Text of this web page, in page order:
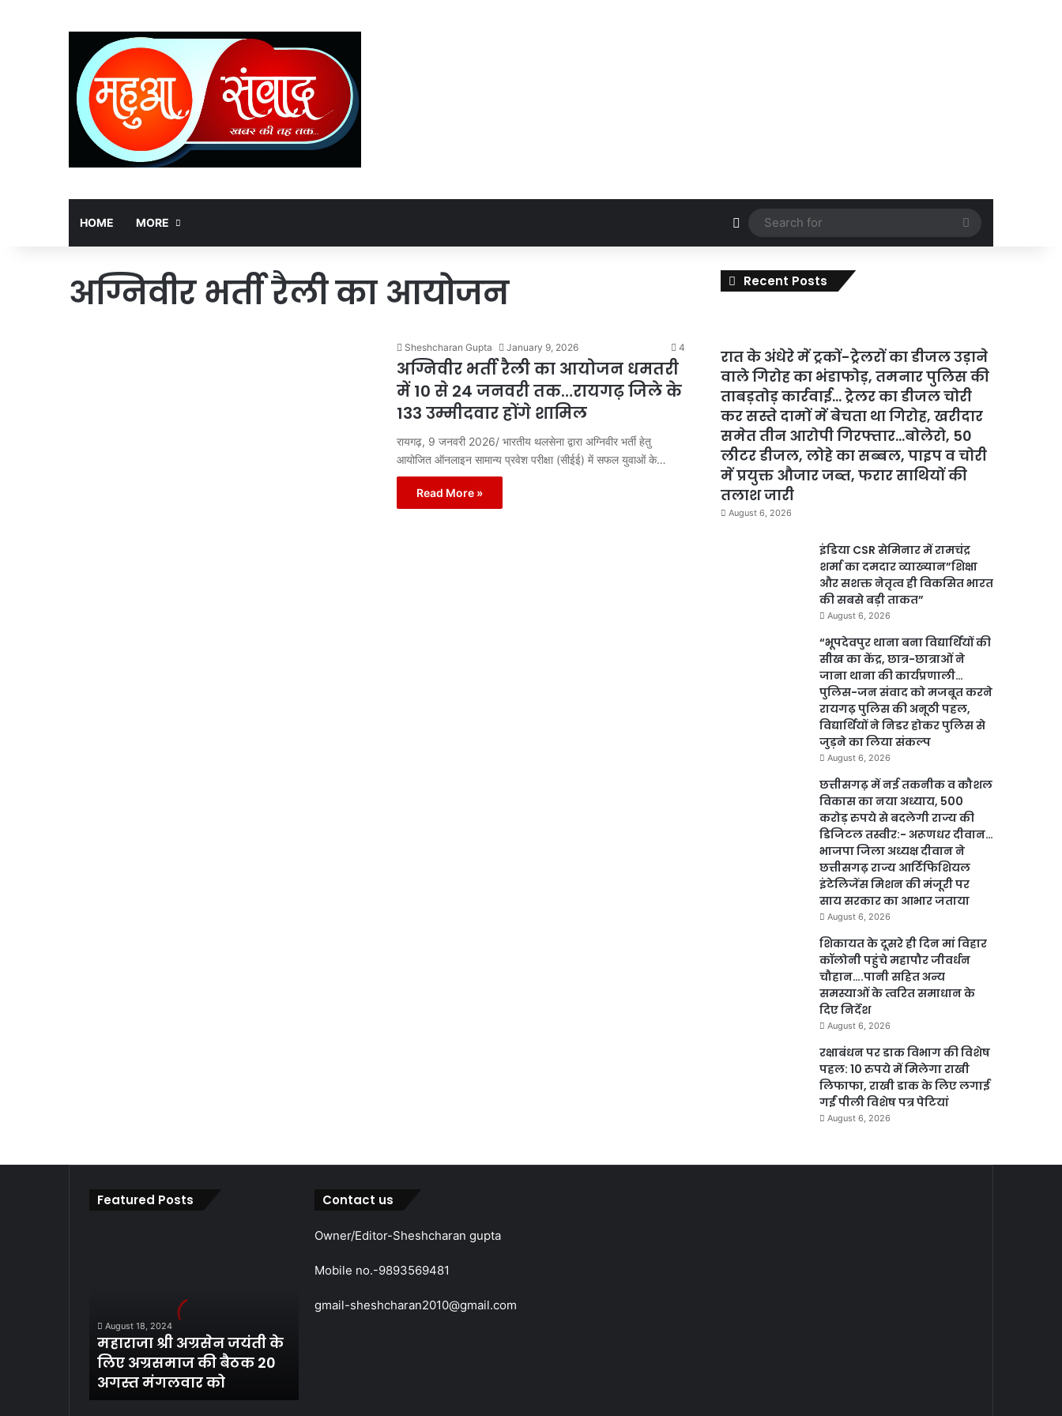
HOME MORE Random Article
Search
for
अग्निवीर भर्ती रैली का आयोजन
Sheshcharan Gupta January 9, 2026 4
अग्निवीर भर्ती रैली का आयोजन धमतरी
में 10 से 24 जनवरी तक…रायगढ़ जिले के
133 उम्मीदवार होंगे शामिल
रायगढ़, 9 जनवरी 2026/ भारतीय थलसेना द्वारा अग्निवीर भर्ती हेतु
आयोजित ऑनलाइन सामान्य प्रवेश परीक्षा (सीईई) में सफल युवाओं के…
Read More »
Recent Posts
रात के अंधेरे में ट्रकों-ट्रेलरों का डीजल उड़ाने
वाले गिरोह का भंडाफोड़, तमनार पुलिस की
ताबड़तोड़ कार्रवाई… ट्रेलर का डीजल चोरी
कर सस्ते दामों में बेचता था गिरोह, खरीदार
समेत तीन आरोपी गिरफ्तार…बोलेरो, 50
लीटर डीजल, लोहे का सब्बल, पाइप व चोरी
में प्रयुक्त औजार जब्त, फरार साथियों की
तलाश जारी
August 6, 2026
इंडिया CSR सेमिनार में रामचंद्र
शर्मा का दमदार व्याख्यान”शिक्षा
और सशक्त नेतृत्व ही विकसित भारत
की सबसे बड़ी ताकत”
August 6, 2026
“भूपदेवपुर थाना बना विद्यार्थियों की
सीख का केंद्र, छात्र-छात्राओं ने
जाना थाना की कार्यप्रणाली…
पुलिस-जन संवाद को मजबूत करने
रायगढ़ पुलिस की अनूठी पहल,
विद्यार्थियों ने निडर होकर पुलिस से
जुड़ने का लिया संकल्प
August 6, 2026
छत्तीसगढ़ में नई तकनीक व कौशल
विकास का नया अध्याय, 500
करोड़ रुपये से बदलेगी राज्य की
डिजिटल तस्वीर:- अरूणधर दीवान…
भाजपा जिला अध्यक्ष दीवान ने
छत्तीसगढ़ राज्य आर्टिफिशियल
इंटेलिजेंस मिशन की मंजूरी पर
साय सरकार का आभार जताया
August 6, 2026
शिकायत के दूसरे ही दिन मां विहार
कॉलोनी पहुंचे महापौर जीवर्धन
चौहान….पानी सहित अन्य
समस्याओं के त्वरित समाधान के
दिए निर्देश
August 6, 2026
रक्षाबंधन पर डाक विभाग की विशेष
पहल: 10 रुपये में मिलेगा राखी
लिफाफा, राखी डाक के लिए लगाई
गईं पीली विशेष पत्र पेटियां
August 6, 2026
Featured Posts
अग्रसमाज
की
बैठक
20
अगस्त
August 18, 2024
महाराजा श्री अग्रसेन जयंती के
लिए अग्रसमाज की बैठक 20
अगस्त मंगलवार को
Contact us
Owner/Editor-Sheshcharan gupta
Mobile no.-9893569481
gmail-sheshcharan2010@gmail.com